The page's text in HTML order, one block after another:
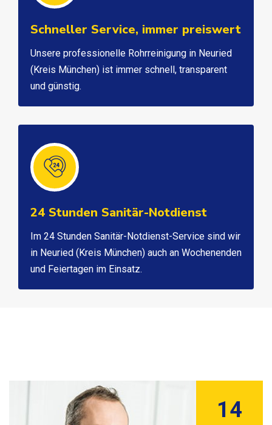
Schneller Service, immer preiswert
Unsere professionelle Rohrreinigung in Neuried
(Kreis München) ist immer schnell, transparent
und günstig.
24 Stunden Sanitär-Notdienst
Im 24 Stunden Sanitär-Notdienst-Service sind wir
in Neuried (Kreis München) auch an Wochenenden
und Feiertagen im Einsatz.
14